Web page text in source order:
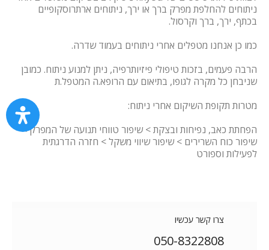
ניתוחים להחלפת מפרק ברך או ירך, ניתוחים ארתרוסקופיים
בכתף, ירך, ברך וקרסול.
כמו כן אנחנו מטפלים אחרי ניתוחים בעמוד שדרה.
הרבה פעמים, בזכות טיפולי פיזיותרפיה, ניתן למנוע ניתוח. כמובן
שניבחן כל מקרה לגופו, בתיאום עם הרופא.ה המטפל.ת
מטרות תקופת השיקום אחרי ניתוח:
הפחתת כאב, נפיחות ובצקת > שיפור טווחי תנועה של המפרק >
שיפור כוח השרירים > שיפור שיווי משקל > חזרה הדרגתית
לפעילות וספורט
צרו קשר עכשיו
050-8322808